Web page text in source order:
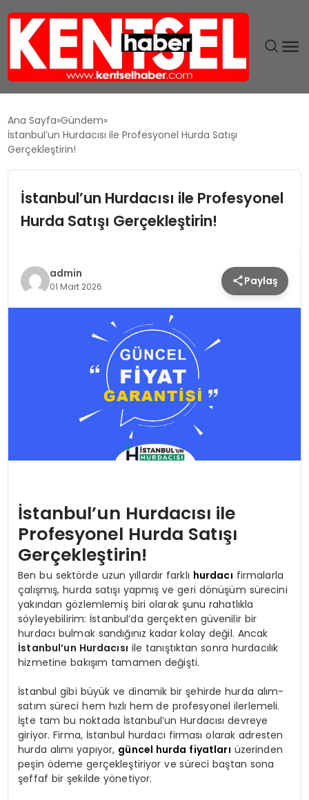
GÜNDEM
EĞITIM
MAGAZIN
KÜLTÜR & SANAT
Ana Sayfa Gündem
İstanbul’un Hurdacısı ile Profesyonel Hurda Satışı
Gerçekleştirin!
İstanbul’un Hurdacısı ile Profesyonel
Hurda Satışı Gerçekleştirin!
admin
01 Mart 2026 Paylaş
İstanbul’un Hurdacısı ile
Profesyonel Hurda Satışı
Gerçekleştirin!
Ben bu sektörde uzun yıllardır farklı hurdacı firmalarla
çalışmış, hurda satışı yapmış ve geri dönüşüm sürecini
yakından gözlemlemiş biri olarak şunu rahatlıkla
söyleyebilirim: İstanbul’da gerçekten güvenilir bir
hurdacı bulmak sandığınız kadar kolay değil. Ancak
İstanbul’un Hurdacısı ile tanıştıktan sonra hurdacılık
hizmetine bakışım tamamen değişti.
İstanbul gibi büyük ve dinamik bir şehirde hurda alım-
satım süreci hem hızlı hem de profesyonel ilerlemeli.
İşte tam bu noktada İstanbul’un Hurdacısı devreye
giriyor. Firma, İstanbul hurdacı firması olarak adresten
hurda alımı yapıyor, güncel hurda fiyatları üzerinden
peşin ödeme gerçekleştiriyor ve süreci baştan sona
şeffaf bir şekilde yönetiyor.